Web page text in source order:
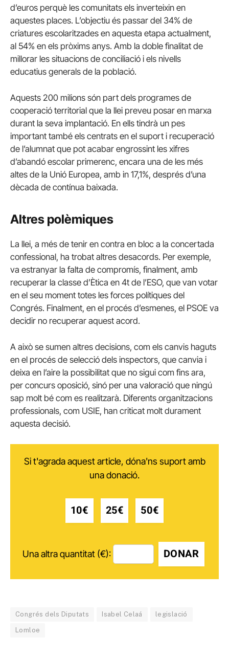
d’euros perquè les comunitats els inverteixin en
aquestes places. L’objectiu és passar del 34% de
criatures escolaritzades en aquesta etapa actualment,
al 54% en els pròxims anys. Amb la doble finalitat de
millorar les situacions de conciliació i els nivells
educatius generals de la població.
Aquests 200 milions són part dels programes de
cooperació territorial que la llei preveu posar en marxa
durant la seva implantació. En ells tindrà un pes
important també els centrats en el suport i recuperació
de l’alumnat que pot acabar engrossint les xifres
d’abandó escolar primerenc, encara una de les més
altes de la Unió Europea, amb in 17,1%, després d’una
dècada de contínua baixada.
Altres polèmiques
La llei, a més de tenir en contra en bloc a la concertada
confessional, ha trobat altres desacords. Per exemple,
va estranyar la falta de compromís, finalment, amb
recuperar la classe d’Ètica en 4t de l’ESO, que van votar
en el seu moment totes les forces polítiques del
Congrés. Finalment, en el procés d’esmenes, el PSOE va
decidir no recuperar aquest acord.
A això se sumen altres decisions, com els canvis haguts
en el procés de selecció dels inspectors, que canvia i
deixa en l’aire la possibilitat que no sigui com fins ara,
per concurs oposició, sinó per una valoració que ningú
sap molt bé com es realitzarà. Diferents organitzacions
professionals, com USIE, han criticat molt durament
aquesta decisió.
Si t'agrada aquest article, dóna'ns suport amb
una donació.
10€ 25€ 50€
Una altra quantitat (€): DONAR
Congrés dels Diputats Isabel Celaá legislació
Lomloe